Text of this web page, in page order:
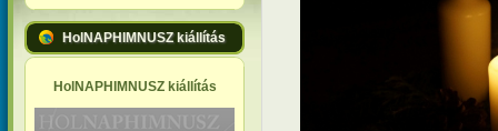
HolNAPHIMNUSZ kiállítás
HolNAPHIMNUSZ kiállítás